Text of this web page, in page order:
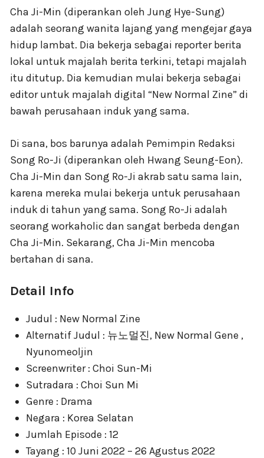
Cha Ji-Min (diperankan oleh Jung Hye-Sung)
adalah seorang wanita lajang yang mengejar gaya
hidup lambat. Dia bekerja sebagai reporter berita
lokal untuk majalah berita terkini, tetapi majalah
itu ditutup. Dia kemudian mulai bekerja sebagai
editor untuk majalah digital “New Normal Zine” di
bawah perusahaan induk yang sama.
Di sana, bos barunya adalah Pemimpin Redaksi
Song Ro-Ji (diperankan oleh Hwang Seung-Eon).
Cha Ji-Min dan Song Ro-Ji akrab satu sama lain,
karena mereka mulai bekerja untuk perusahaan
induk di tahun yang sama. Song Ro-Ji adalah
seorang workaholic dan sangat berbeda dengan
Cha Ji-Min. Sekarang, Cha Ji-Min mencoba
bertahan di sana.
Detail Info
Judul : New Normal Zine
Alternatif Judul : 뉴노멀진, New Normal Gene ,
Nyunomeoljin
Screenwriter : Choi Sun-Mi
Sutradara : Choi Sun Mi
Genre : Drama
Negara : Korea Selatan
Jumlah Episode : 12
Tayang : 10 Juni 2022 – 26 Agustus 2022